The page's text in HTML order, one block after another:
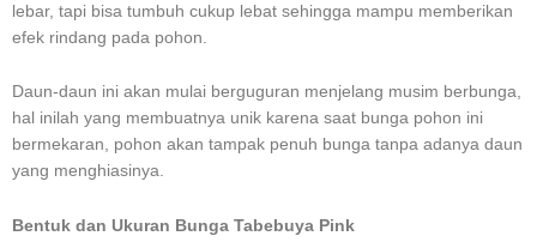
lebar, tapi bisa tumbuh cukup lebat sehingga mampu memberikan
efek rindang pada pohon.
Daun-daun ini akan mulai berguguran menjelang musim berbunga,
hal inilah yang membuatnya unik karena saat bunga pohon ini
bermekaran, pohon akan tampak penuh bunga tanpa adanya daun
yang menghiasinya.
Bentuk dan Ukuran Bunga Tabebuya Pink